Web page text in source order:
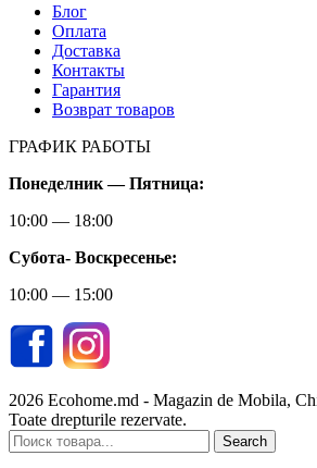
Блог
Оплата
Доставка
Контакты
Гарантия
Возврат товаров
ГРАФИК РАБОТЫ
Понеделник — Пятница:
10:00 — 18:00
Субота- Воскресенье:
10:00 — 15:00
2026 Ecohome.md - Magazin de Mobila,
Toate drepturile rezervate.
Search